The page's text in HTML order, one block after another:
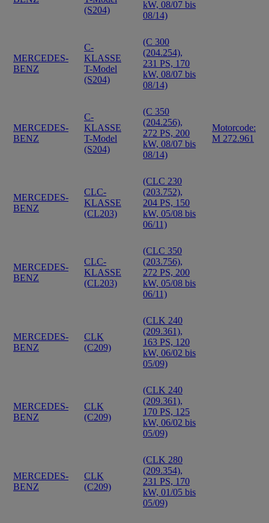
(S204)
kW, 08/07 bis
08/14)
MERCEDES-
BENZ
C-
KLASSE
T-Model
(S204)
(C 300
(204.254),
231 PS, 170
kW, 08/07 bis
08/14)
MERCEDES-
BENZ
C-
KLASSE
T-Model
(S204)
(C 350
(204.256),
272 PS, 200
kW, 08/07 bis
08/14)
Motorcode:
M 272.961
MERCEDES-
BENZ
CLC-
KLASSE
(CL203)
(CLC 230
(203.752),
204 PS, 150
kW, 05/08 bis
06/11)
MERCEDES-
BENZ
CLC-
KLASSE
(CL203)
(CLC 350
(203.756),
272 PS, 200
kW, 05/08 bis
06/11)
MERCEDES-
BENZ
CLK
(C209)
(CLK 240
(209.361),
163 PS, 120
kW, 06/02 bis
05/09)
MERCEDES-
BENZ
CLK
(C209)
(CLK 240
(209.361),
170 PS, 125
kW, 06/02 bis
05/09)
MERCEDES-
BENZ
CLK
(C209)
(CLK 280
(209.354),
231 PS, 170
kW, 01/05 bis
05/09)